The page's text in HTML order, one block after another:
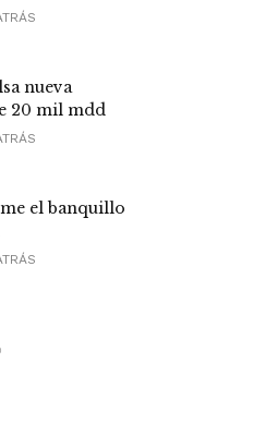
nueva
20 mil mdd
el banquillo